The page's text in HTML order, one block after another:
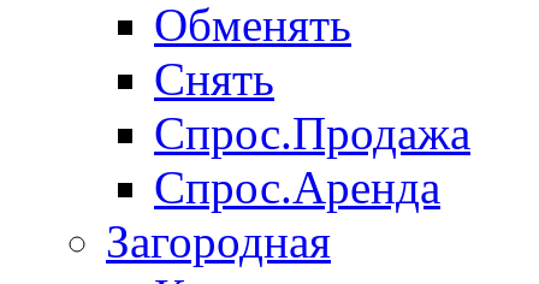
Обменять
Снять
Спрос.Продажа
Спрос.Аренда
Загородная